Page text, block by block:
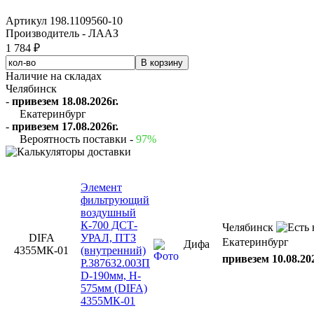
Артикул 198.1109560-10
Производитель - ЛААЗ
1 784 ₽
Наличие на складах
Челябинск
- привезем 18.08.2026г.
Екатеринбург
- привезем 17.08.2026г.
Вероятность поставки - 97%
DIFA
4355МК-01
Элемент
фильтрующий
воздушный
К-700 ДСТ-
УРАЛ, ПТЗ
(внутренний)
P.387632.003П
D-190мм, H-
575мм (DIFA)
4355МК-01
Дифа
Челябинск
Екатеринбург
привезем